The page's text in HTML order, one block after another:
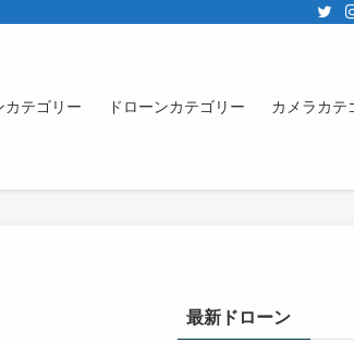
カテゴリー ドローンカテゴリー カメラカテ
最新ドローン